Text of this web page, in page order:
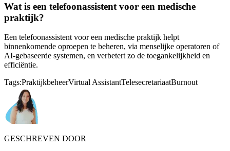
Wat is een telefoonassistent voor een medische
praktijk?
Een telefoonassistent voor een medische praktijk helpt
binnenkomende oproepen te beheren, via menselijke operatoren of
AI-gebaseerde systemen, en verbetert zo de toegankelijkheid en
efficiëntie.
Tags:PraktijkbeheerVirtual AssistantTelesecretariaatBurnout
GESCHREVEN DOOR